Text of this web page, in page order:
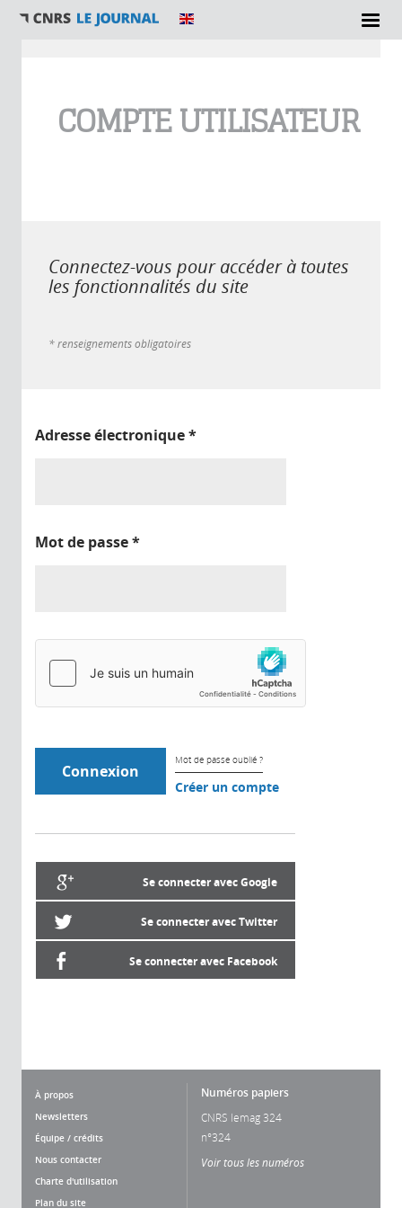
COMPTE UTILISATEUR
Connectez-vous pour accéder à toutes
les fonctionnalités du site
* renseignements obligatoires
Adresse électronique*
Mot de passe*
Mot de passe oublié ?
Créer un compte
Se connecter avec Google
Se connecter avec Twitter
Se connecter avec Facebook
À propos
Newsletters
Équipe / crédits
Nous contacter
Charte d'utilisation
Plan du site
Numéros papiers
CNRS lemag 324
n°324
Voir tous les numéros